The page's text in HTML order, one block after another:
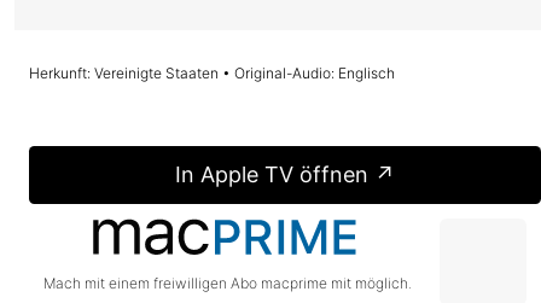
Herkunft: Vereinigte Staaten • Original-Audio: Englisch
In Apple TV öffnen ↗
Mach mit einem freiwilligen Abo macprime mit möglich.